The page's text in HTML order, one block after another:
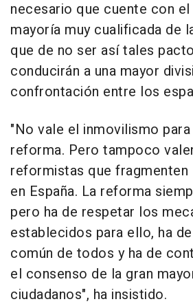
necesario que cuente con
mayoría muy cualificada de
que de no ser así tales
conducirán a una mayor
confrontación entre los
"No vale el inmovilismo
reforma. Pero tampoco
reformistas que fragmenten
en España. La reforma
pero ha de respetar los
establecidos para ello, ha
común de todos y ha de
el consenso de la gran
ciudadanos", ha insistido.